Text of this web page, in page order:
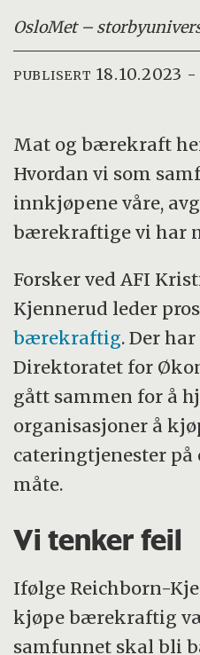
OsloMet –
PUBLISERT 18.10.2023
Mat og bærekraft
Hvordan vi som
innkjøpene våre,
bærekraftige vi har
Forsker ved AFI
Kjennerud leder
bærekraftig. Der
Direktoratet for
gått sammen for å
organisasjoner å
cateringtjenester
måte.
Vi tenker feil
Ifølge Reichborn-
kjøpe bærekraftig
samfunnet skal bli